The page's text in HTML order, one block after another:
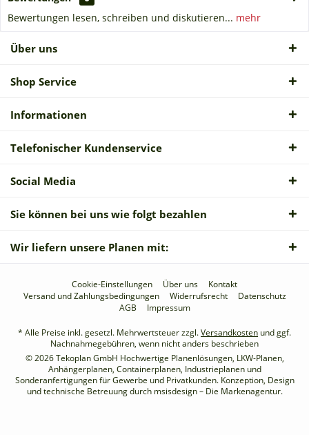
Bewertungen lesen, schreiben und diskutieren... mehr
Über uns
Shop Service
Informationen
Telefonischer Kundenservice
Social Media
Sie können bei uns wie folgt bezahlen
Wir liefern unsere Planen mit:
Cookie-Einstellungen Über uns
Kontakt
Versand und Zahlungsbedingungen
Widerrufsrecht
Datenschutz
AGB
Impressum
* Alle Preise inkl. gesetzl. Mehrwertsteuer zzgl.Versandkosten und ggf.
Nachnahmegebühren, wenn nicht anders beschrieben
© 2026 Tekoplan GmbH Hochwertige Planenlösungen, LKW-Planen,
Anhängerplanen, Containerplanen, Industrieplanen und
Sonderanfertigungen für Gewerbe und Privatkunden. Konzeption, Design
und technische Betreuung durch msisdesign – Die Markenagentur.